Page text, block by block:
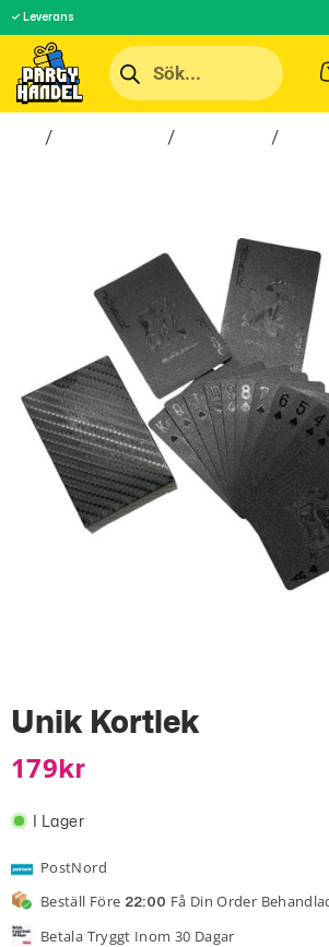
✓ Leverans
/ / /
Unik Kortlek
179 Kr
I Lager
PostNord
Beställ Före 22:00 Få Din Order
Betala Tryggt Inom 30 Dagar